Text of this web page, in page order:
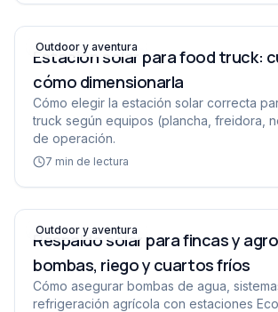
Estación solar para food truck: cuál
Outdoor y aventura
Estación solar para food truck:
cómo dimensionarla
Cómo elegir la estación solar correcta
truck según equipos (plancha, freidora,
de operación.
7 min de lectura
Respaldo solar para fincas y
Outdoor y aventura
Respaldo solar para fincas y
bombas, riego y cuartos fríos
Cómo asegurar bombas de agua,
refrigeración agrícola con estaciones